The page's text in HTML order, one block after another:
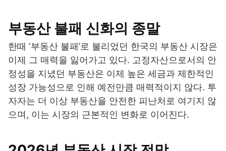
부동산 불패 신화의 종말
한때 ‘부동산 불패’로 불리었던 한국의 부동산 시장은
이제 그 매력을 잃어가고 있다. 고정자산으로서의 안
정성을 지녔던 부동산은 이제 높은 세금과 제한적인
성장 가능성으로 인해 예전만큼 매력적이지 않다. 투
자자는 더 이상 부동산을 안전한 피난처로 여기지 않
으며, 이는 시장의 근본적인 변화로 이어진다.